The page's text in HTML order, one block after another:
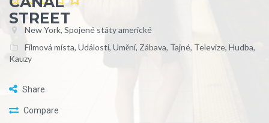
New York, Spojené státy americké
Filmová místa, Události, Umění, Zábava, Tajné, Televize, Hudba,
Kauzy
Share
Compare